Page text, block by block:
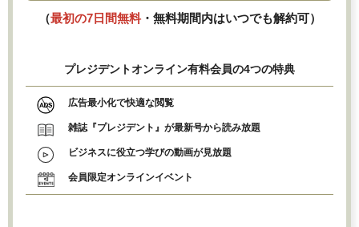
（最初の7日間無料・無料期間内はいつでも解約可）
プレジデントオンライン有料会員の4つの特典
広告最小化で快適な閲覧
雑誌『プレジデント』が最新号から読み放題
ビジネスに役立つ学びの動画が見放題
会員限定オンラインイベント